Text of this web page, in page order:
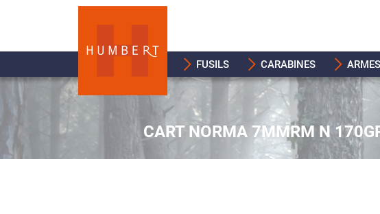
FUSILS CARABINES
CART NORMA 7MMRM N